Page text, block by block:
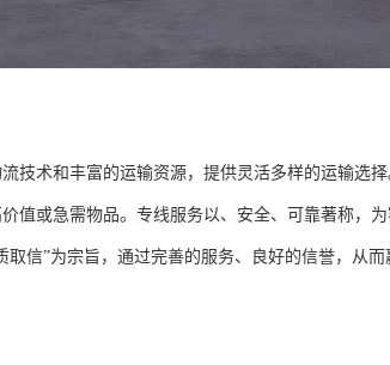
技术和丰富的运输资源，提供灵活多样的运输选
值或急需物品。专线服务以、安全、可靠著称，为
取信”为宗旨，通过完善的服务、良好的信誉，从